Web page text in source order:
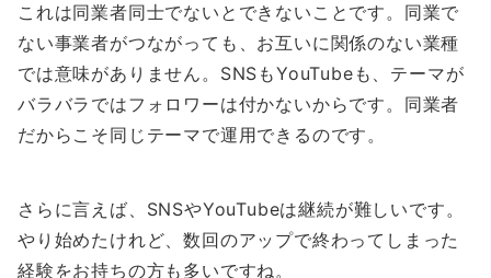
これは同業者同士でないとできないことです。同業で
ない事業者がつながっても、お互いに関係のない業種
では意味がありません。SNSもYouTubeも、テーマが
バラバラではフォロワーは付かないからです。同業者
だからこそ同じテーマで運用できるのです。
さらに言えば、SNSやYouTubeは継続が難しいです。
やり始めたけれど、数回のアップで終わってしまった
経験をお持ちの方も多いですね。